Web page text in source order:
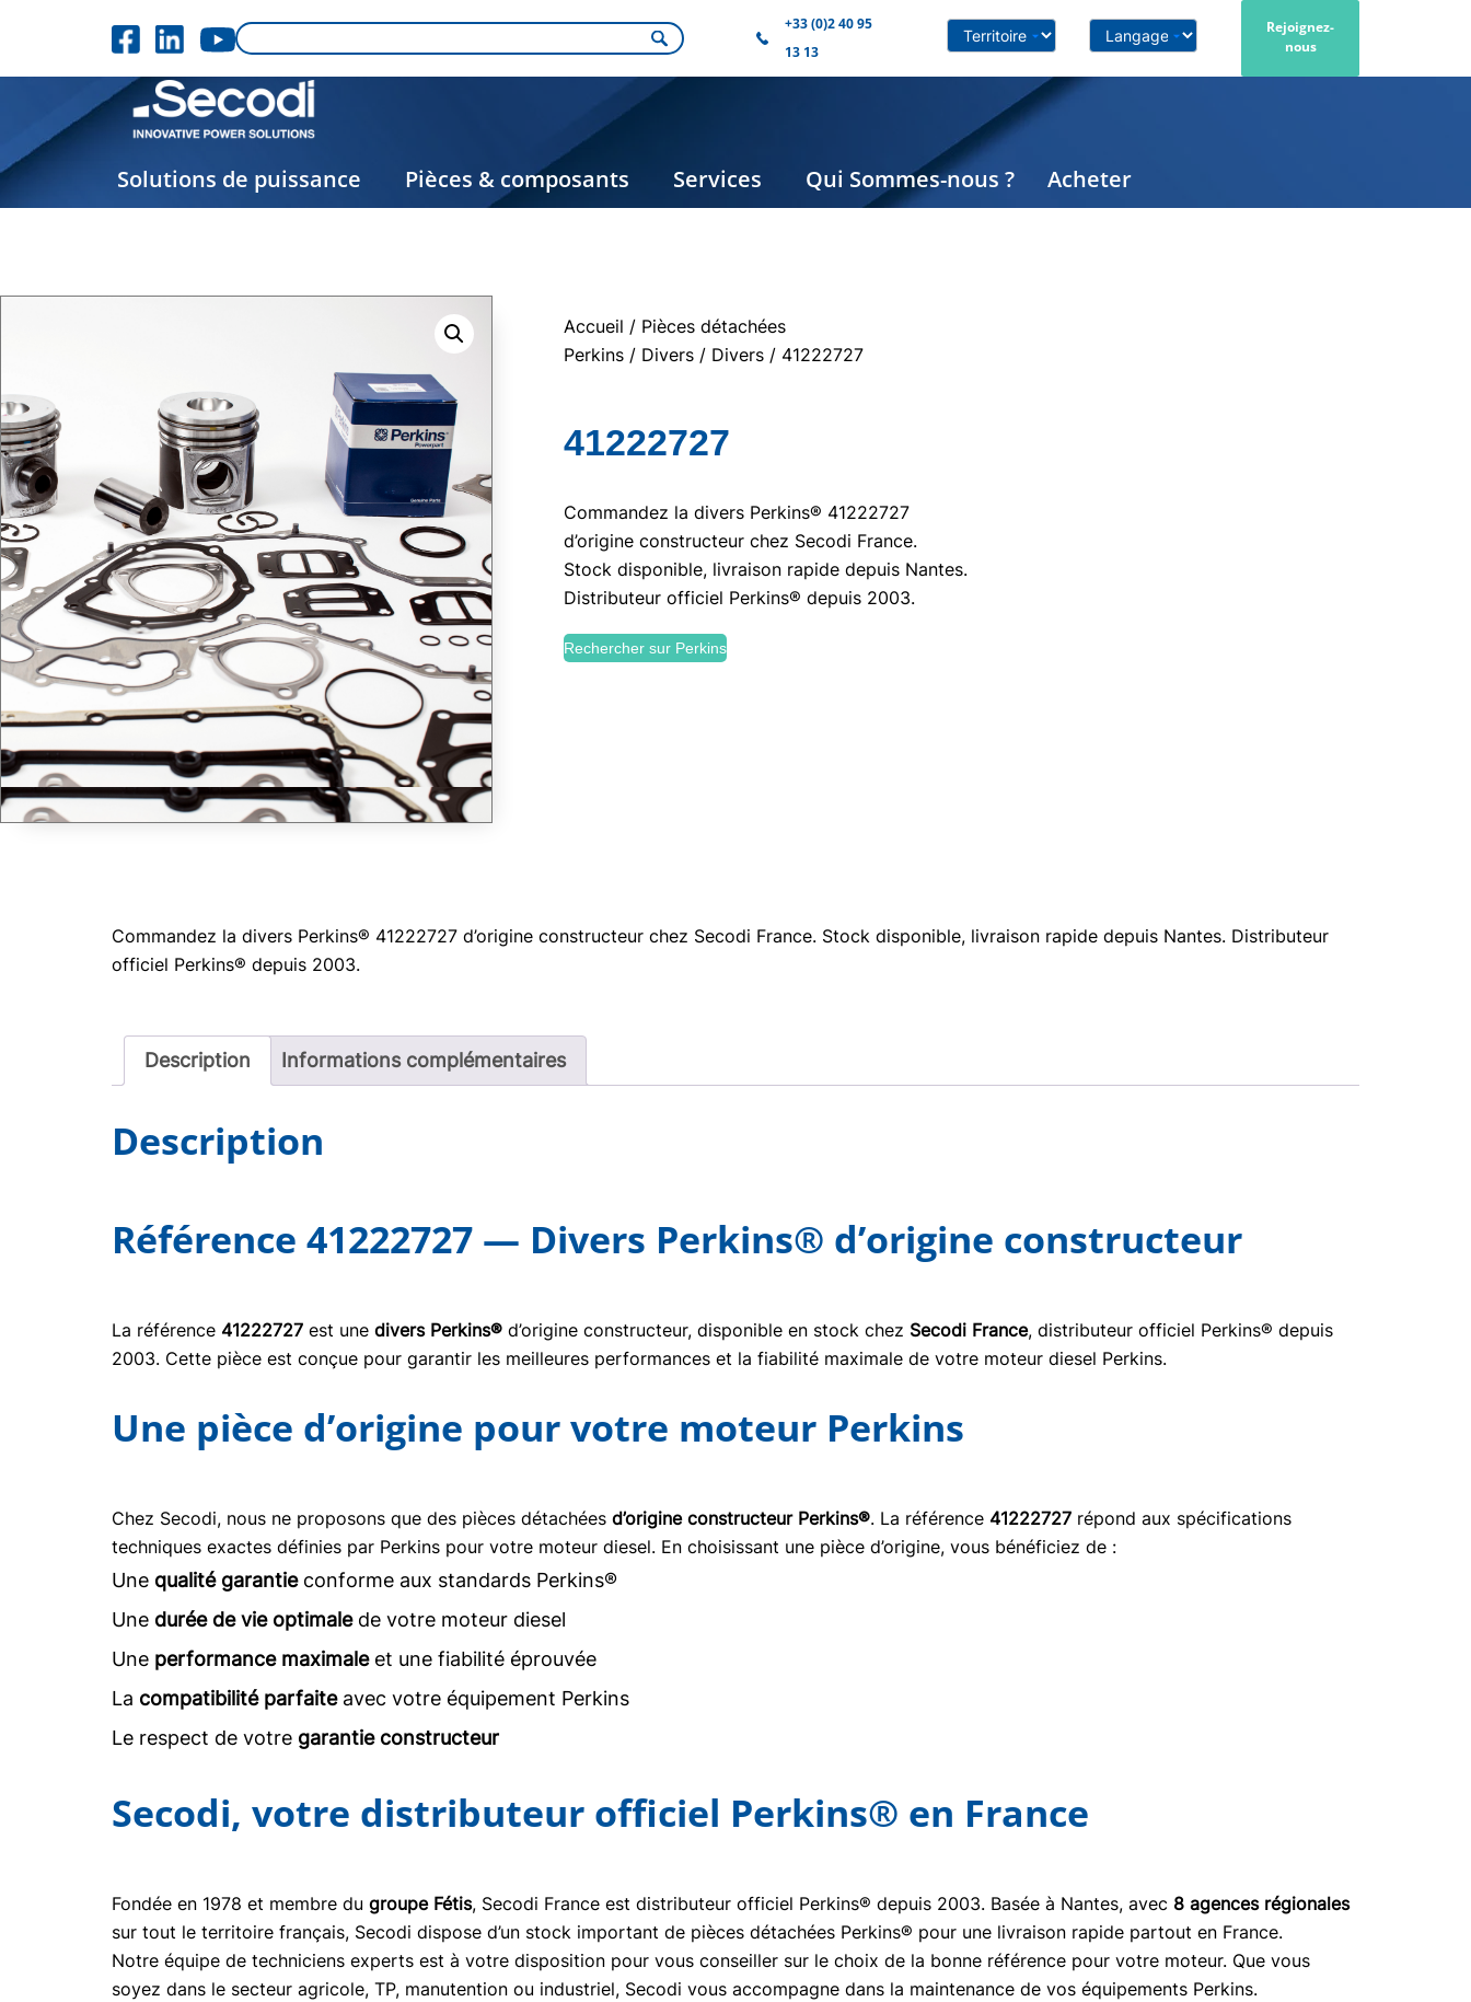
+33 (0)2 40 95
13 13
Rejoignez-
nous
Solutions de puissance Pièces & composants Services Qui Sommes-nous ? Acheter
Accueil / Pièces détachées
Perkins / Divers / Divers / 41222727
41222727
Commandez la divers Perkins® 41222727
d’origine constructeur chez Secodi France.
Stock disponible, livraison rapide depuis Nantes.
Distributeur officiel Perkins® depuis 2003.
Rechercher sur Perkins
Commandez la divers Perkins® 41222727 d’origine constructeur chez Secodi France. Stock disponible, livraison rapide depuis Nantes. Distributeur
officiel Perkins® depuis 2003.
Description Informations complémentaires
Description
Référence 41222727 — Divers Perkins® d’origine constructeur
La référence 41222727 est une divers Perkins® d’origine constructeur, disponible en stock chez Secodi France, distributeur officiel Perkins® depuis
2003. Cette pièce est conçue pour garantir les meilleures performances et la fiabilité maximale de votre moteur diesel Perkins.
Une pièce d’origine pour votre moteur Perkins
Chez Secodi, nous ne proposons que des pièces détachées d’origine constructeur Perkins®. La référence 41222727 répond aux spécifications
techniques exactes définies par Perkins pour votre moteur diesel. En choisissant une pièce d’origine, vous bénéficiez de :
Une qualité garantieconforme aux standards Perkins®
Une durée de vie optimalede votre moteur diesel
Une performance maximaleet une fiabilité éprouvée
La compatibilité parfaiteavec votre équipement Perkins
Le respect de votre garantie constructeur
Secodi, votre distributeur officiel Perkins® en France
Fondée en 1978 et membre du groupe Fétis, Secodi France est distributeur officiel Perkins® depuis 2003. Basée à Nantes, avec 8 agences régionales
sur tout le territoire français, Secodi dispose d’un stock important de pièces détachées Perkins® pour une livraison rapide partout en France.
Notre équipe de techniciens experts est à votre disposition pour vous conseiller sur le choix de la bonne référence pour votre moteur. Que vous
soyez dans le secteur agricole, TP, manutention ou industriel, Secodi vous accompagne dans la maintenance de vos équipements Perkins.